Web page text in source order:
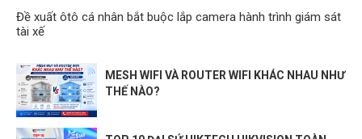
Đề xuất ôtô cá nhân bắt buộc lắp camera hành trình giám sát
tài xế
MESH WIFI VÀ ROUTER WIFI KHÁC NHAU NHƯ
THẾ NÀO?